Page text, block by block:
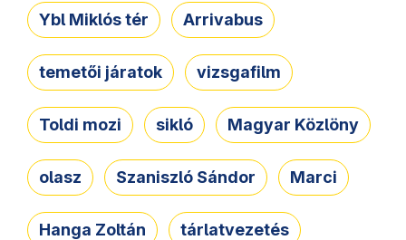
Ybl Miklós tér Arrivabus
temetői járatok vizsgafilm
Toldi mozi sikló Magyar Közlöny
olasz Szaniszló Sándor Marci
Hanga Zoltán tárlatvezetés